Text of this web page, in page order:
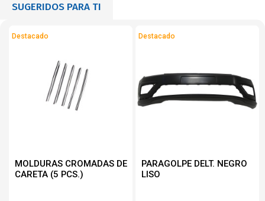
SUGERIDOS PARA TI
Destacado
MOLDURAS CROMADAS DE
CARETA (5 PCS.)
Destacado
PARAGOLPE DELT. NEGRO
LISO